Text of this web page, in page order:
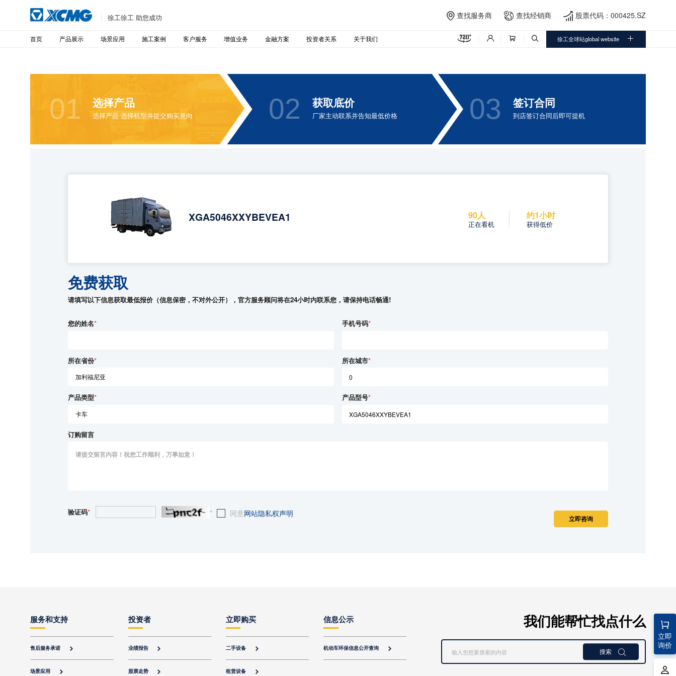
徐工徐工 助您成功  查找服务商  查找经销商  股票代码：000425.SZ
首页 产品展示 场景应用 施工案例 客户服务 增值业务 金融方案 投资者关系 关于我们     徐工全球站global website 
01 选择产品
选择产品 选择机型并提交购买意向 02 获取底价
厂家主动联系并告知最低价格 03 签订合同
到店签订合同后即可提机
XGA5046XXYBEVEA1 90人
正在看机
约1小时
获得低价
免费获取
请填写以下信息获取最低报价（信息保密，不对外公开），官方服务顾问将在24小时内联系您，请保持电话畅通!
您的姓名* 手机号码*
所在省份* 所在城市*
产品类型* 产品型号*
订购留言
验证码* * 同意网站隐私权声明
立即
询价
服务和支持
售后服务承诺 
场景应用 
投资者
业绩报告 
股票走势 
立即购买
二手设备 
租赁设备 
信息公示
机动车环保信息公开查询 
我们能帮忙找点什么
搜索 